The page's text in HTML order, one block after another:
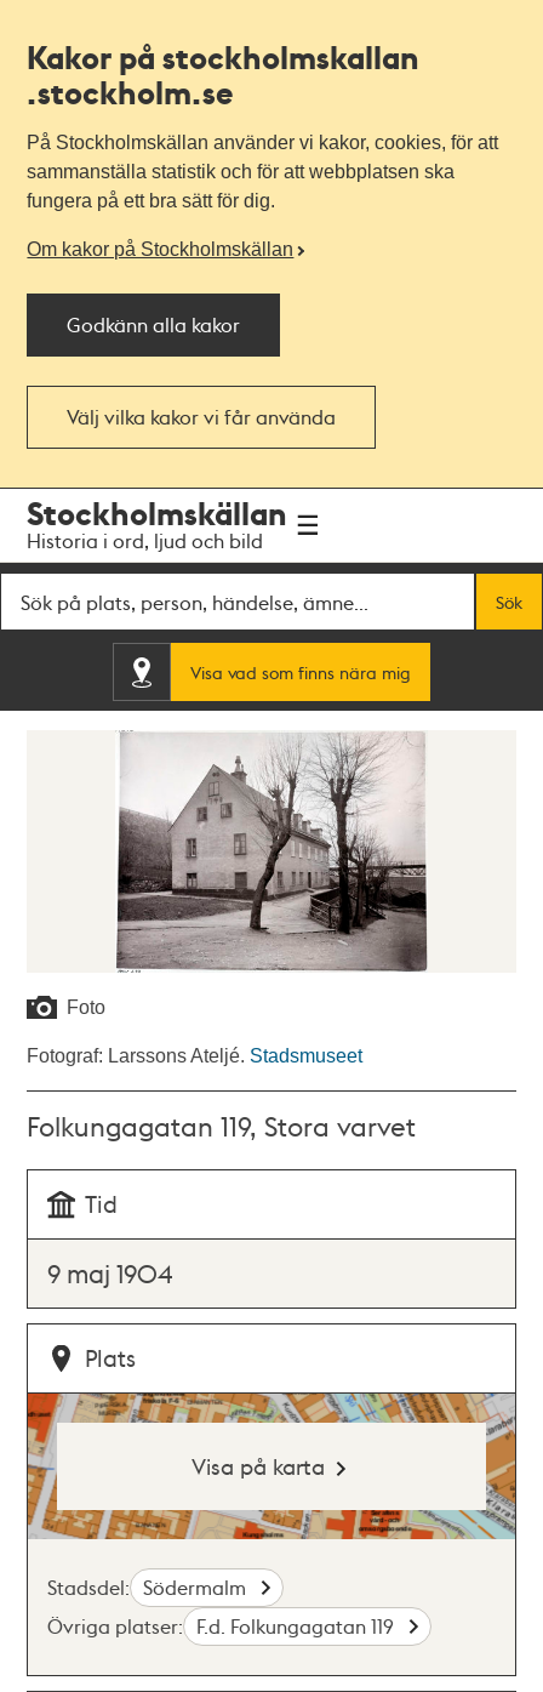
Kakor på stockholmskallan
.stockholm.se
På Stockholmskällan använder vi kakor, cookies, för att
sammanställa statistik och för att webbplatsen ska
fungera på ett bra sätt för dig.
Om kakor på Stockholmskällan
Godkänn alla kakor
Välj vilka kakor vi får använda
navigationen
huvudinnehållet
Stockholmskällan
Historia i ord, ljud och bild
Sök
Visa vad som finns nära mig
Foto
Fotograf: Larssons Ateljé. Stadsmuseet
Folkungagatan 119, Stora varvet
Tid
9 maj 1904
Plats
Visa på karta
Stadsdel: Södermalm
Övriga platser: F.d. Folkungagatan 119